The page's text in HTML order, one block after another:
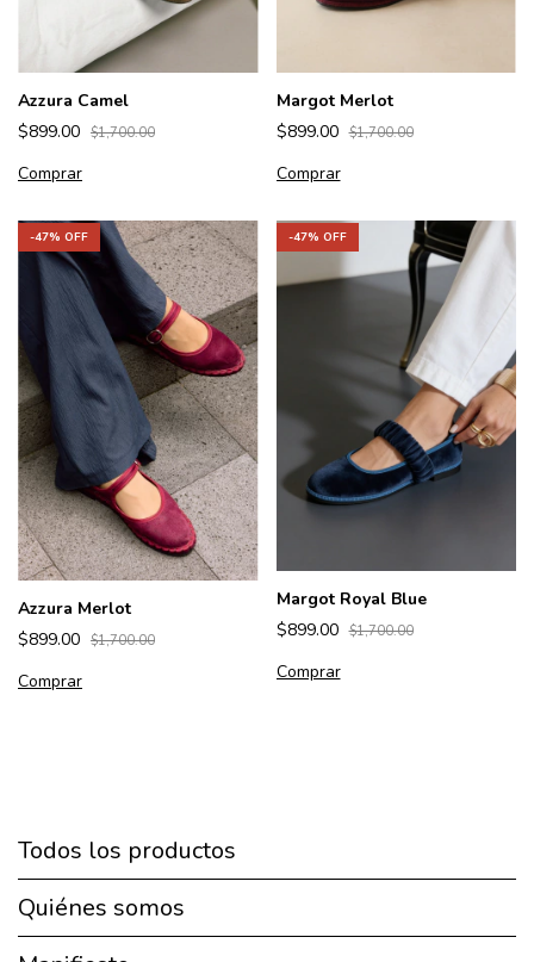
Azzura Camel
$899.00 $1,700.00
Comprar
Margot Merlot
$899.00 $1,700.00
Comprar
-47% OFF
Azzura Merlot
$899.00 $1,700.00
Comprar
-47% OFF
Margot Royal Blue
$899.00 $1,700.00
Comprar
Todos los productos
Quiénes somos